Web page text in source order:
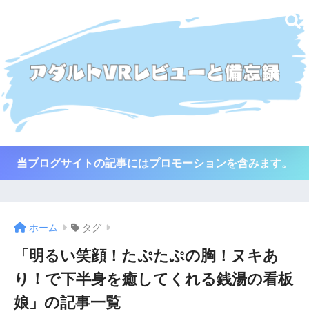
当ブログサイトの記事にはプロモーションを含みます。
ホーム タグ
「明るい笑顔！たぷたぷの胸！ヌキあ
り！で下半身を癒してくれる銭湯の看板
娘」の記事一覧